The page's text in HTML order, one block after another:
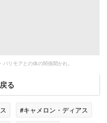
リモアとの体の関係聞かれ。
る
#キャメロン・ディアス